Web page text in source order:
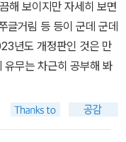
해 보이지만 자세히 보면
글거림 등 등이 군데 군데
년도 개정판인 것은 만
유무는 차근히 공부해 봐